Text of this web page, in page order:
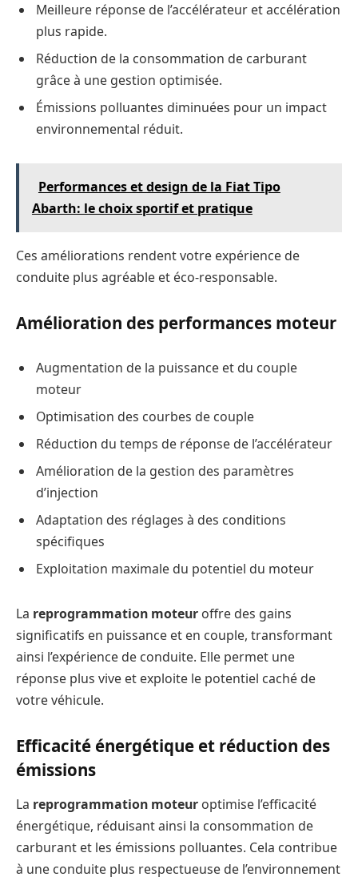
Meilleure réponse de l’accélérateur et accélération
plus rapide.
Réduction de la consommation de carburant
grâce à une gestion optimisée.
Émissions polluantes diminuées pour un impact
environnemental réduit.
Performances et design de la Fiat Tipo
Abarth: le choix sportif et pratique
Ces améliorations rendent votre expérience de
conduite plus agréable et éco-responsable.
Amélioration des performances moteur
Augmentation de la puissance et du couple
moteur
Optimisation des courbes de couple
Réduction du temps de réponse de l’accélérateur
Amélioration de la gestion des paramètres
d’injection
Adaptation des réglages à des conditions
spécifiques
Exploitation maximale du potentiel du moteur
La reprogrammation moteur offre des gains
significatifs en puissance et en couple, transformant
ainsi l’expérience de conduite. Elle permet une
réponse plus vive et exploite le potentiel caché de
votre véhicule.
Efficacité énergétique et réduction des
émissions
La reprogrammation moteur optimise l’efficacité
énergétique, réduisant ainsi la consommation de
carburant et les émissions polluantes. Cela contribue
à une conduite plus respectueuse de l’environnement